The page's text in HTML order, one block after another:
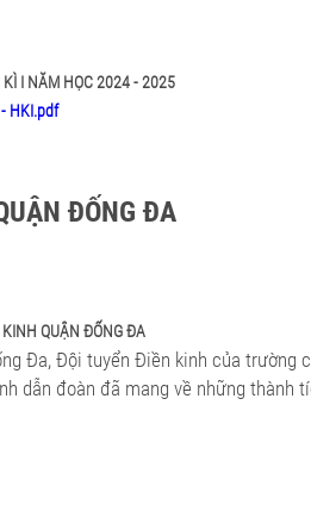
KÌ I NĂM HỌC 2024 - 2025
HKI.pdf
ĐỐNG ĐA
QUẬN ĐỐNG ĐA
Đa, Đội tuyển Điền kinh của trường
dẫn đoàn đã mang về những thành